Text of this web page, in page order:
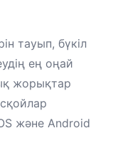
тауып, бүкіл
ең оңай
жорықтар
және Android